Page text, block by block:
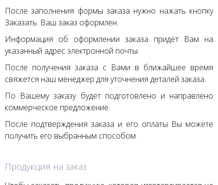
После заполнения формы заказа нужно нажать кнопку
Заказать. Ваш заказ оформлен.
Информация об оформлении заказа придёт Вам на
указанный адрес электронной почты.
После получения заказа с Вами в ближайшее время
свяжется наш менеджер для уточнения деталей заказа.
По Вашему заказу будет подготовлено и направлено
коммерческое предложение.
После подтверждения заказа и его оплаты Вы можете
получить его выбранным способом.
Продукция на заказ